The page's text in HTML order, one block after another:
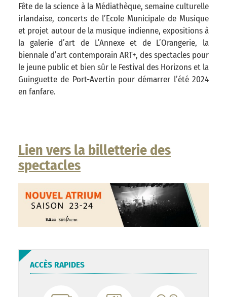
Fête de la science à la Médiathèque, semaine culturelle
irlandaise, concerts de l’Ecole Municipale de Musique
et projet autour de la musique indienne, expositions à
la galerie d’art de L’Annexe et de L’Orangerie, la
biennale d’art contemporain ART+, des spectacles pour
le jeune public et bien sûr le Festival des Horizons et la
Guinguette de Port-Avertin pour démarrer l’été 2024
en fanfare.
Lien vers la billetterie des
spectacles
ACCÈS RAPIDES